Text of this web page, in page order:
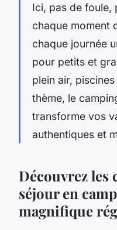
Ici, pas de foule,
chaque moment
chaque journée
pour petits et
plein air,
thème, le
transforme vos
authentiques et
Découvrez les
séjour en
magnifique